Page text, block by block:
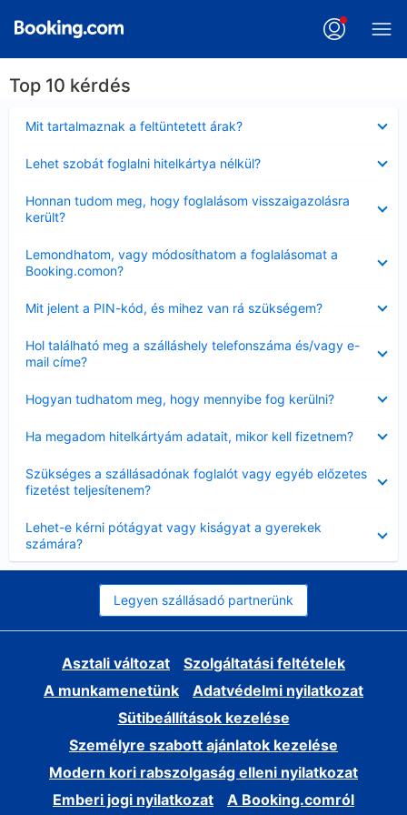
Top 10 kérdés
Mit tartalmaznak a feltüntetett árak?
Lehet szobát foglalni hitelkártya nélkül?
Honnan tudom meg, hogy foglalásom visszaigazolásra
került?
Lemondhatom, vagy módosíthatom a foglalásomat a
Booking.comon?
Mit jelent a PIN-kód, és mihez van rá szükségem?
Hol található meg a szálláshely telefonszáma és/vagy e-
mail címe?
Hogyan tudhatom meg, hogy mennyibe fog kerülni?
Ha megadom hitelkártyám adatait, mikor kell fizetnem?
Szükséges a szállásadónak foglalót vagy egyéb előzetes
fizetést teljesítenem?
Lehet-e kérni pótágyat vagy kiságyat a gyerekek
számára?
Legyen szállásadó partnerünk
Asztali változat
Szolgáltatási feltételek
A munkamenetünk
Adatvédelmi nyilatkozat
Sütibeállítások kezelése
Személyre szabott ajánlatok kezelése
Modern kori rabszolgaság elleni nyilatkozat
Emberi jogi nyilatkozat
A Booking.comról